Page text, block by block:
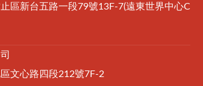
區新台五路一段79號13F-7(遠東世界中心C
文心路四段212號7F-2